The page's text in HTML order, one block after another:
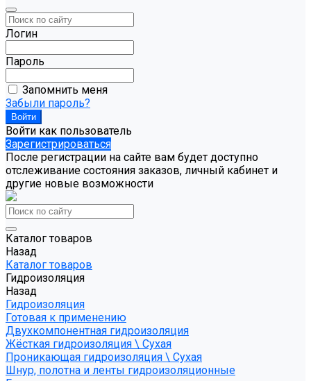
Логин
Пароль
Запомнить меня
Забыли пароль?
Войти как пользователь
Зарегистрироваться
После регистрации на сайте вам будет доступно
отслеживание состояния заказов, личный кабинет и
другие новые возможности
Каталог товаров
Назад
Каталог товаров
Гидроизоляция
Назад
Гидроизоляция
Готовая к применению
Двухкомпонентная гидроизоляция
Жёсткая гидроизоляция \ Сухая
Проникающая гидроизоляция \ Сухая
Шнур, полотна и ленты гидроизоляционные